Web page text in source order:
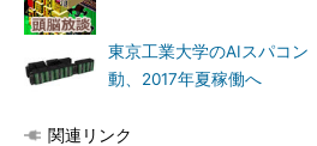
東京工業大学のAIスパコン
動、2017年夏稼働へ
関連リンク